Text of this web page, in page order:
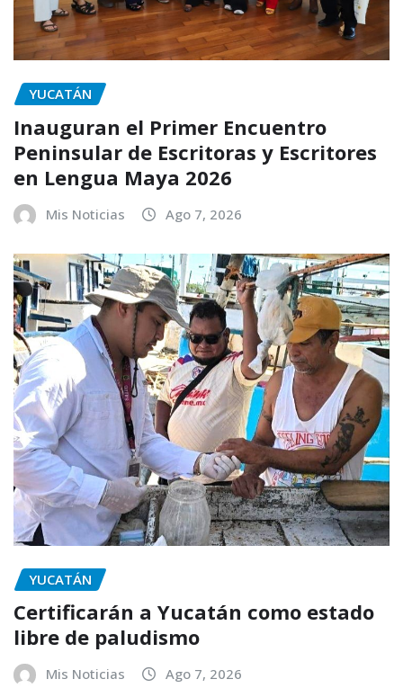
YUCATÁN
Inauguran el Primer Encuentro
Peninsular de Escritoras y Escritores
en Lengua Maya 2026
Mis Noticias Ago 7, 2026
YUCATÁN
Certificarán a Yucatán como estado
libre de paludismo
Mis Noticias Ago 7, 2026